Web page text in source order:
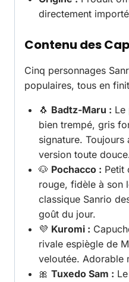
directement
Contenu des
Cinq personnages
populaires, tous en
🐧 Badtz-Maru : Le
bien trempé, gris
signature. Toujours
version toute
🐶 Pochacco : Petit
rouge, fidèle à son
classique Sanrio
goût du jour.
💜 Kuromi :
rivale espiègle de
veloutée. Adorable
🎀 Tuxedo Sam :